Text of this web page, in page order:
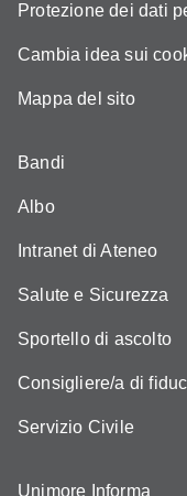
Protezione dei dati
Cambia idea sui
Mappa del sito
Bandi
Albo
Intranet di Ateneo
Salute e Sicurezza
Sportello di ascolto
Consigliere/a di
Servizio Civile
Unimore Informa